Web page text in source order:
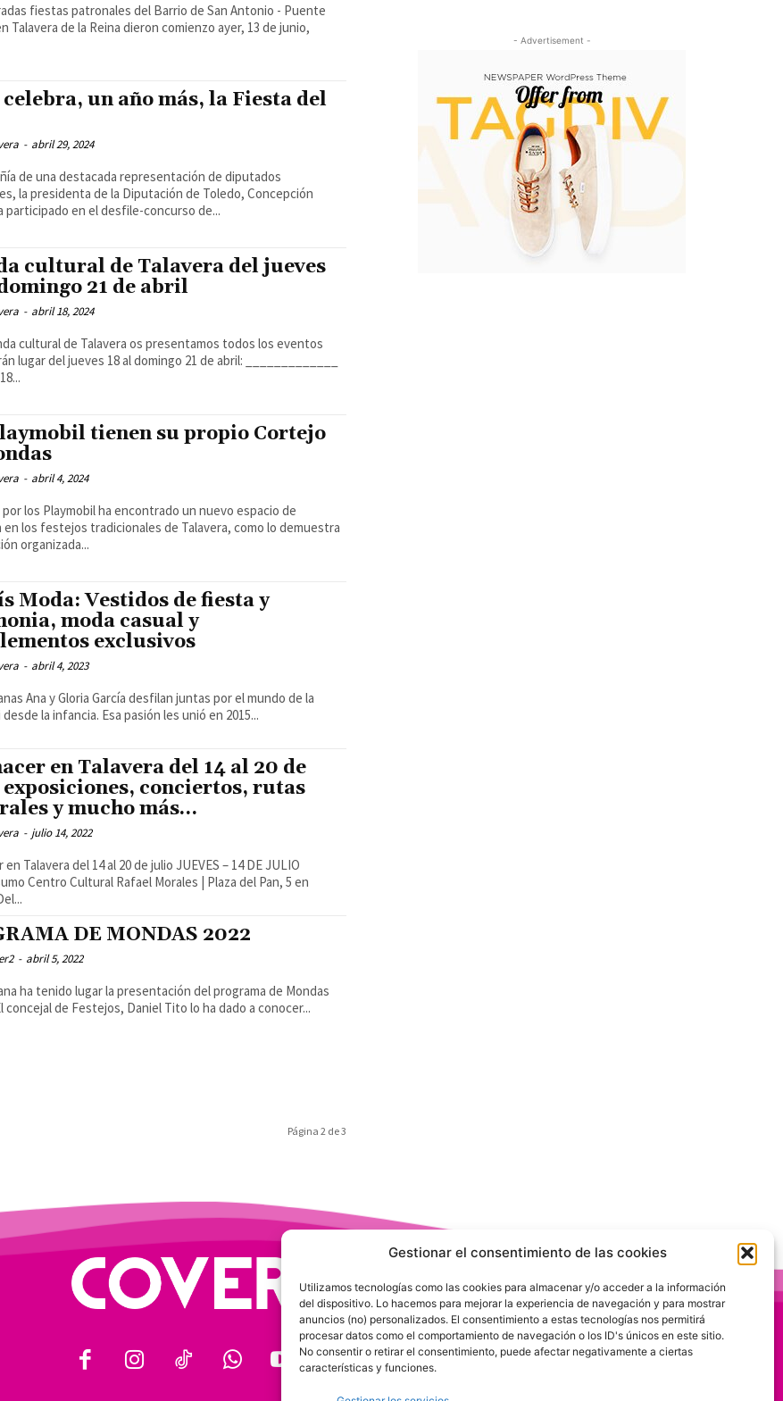
Gestionar el consentimiento de las cookies
Utilizamos tecnologías como las cookies para almacenar y/o acceder a la información
del dispositivo. Lo hacemos para mejorar la experiencia de navegación y para mostrar
anuncios (no) personalizados. El consentimiento a estas tecnologías nos permitirá
procesar datos como el comportamiento de navegación o los ID's únicos en este sitio.
No consentir o retirar el consentimiento, puede afectar negativamente a ciertas
características y funciones.
fiestas patronales del Barrio de San Antonio - Puente
Talavera de la Reina dieron comienzo ayer, 13 de junio,
un año más, la Fiesta del
- abril 29, 2024
de una destacada representación de diputados
la presidenta de la Diputación de Toledo, Concepción
participado en el desfile-concurso de...
cultural de Talavera del jueves
21 de abril
- abril 18, 2024
cultural de Talavera os presentamos todos los eventos
del jueves 18 al domingo 21 de abril: _____________
tienen su propio Cortejo
- abril 4, 2024
los Playmobil ha encontrado un nuevo espacio de
en los festejos tradicionales de Talavera, como lo demuestra
organizada...
Moda: Vestidos de fiesta y
moda casual y
exclusivos
- abril 4, 2023
Ana y Gloria García desfilan juntas por el mundo de la
desde la infancia. Esa pasión les unió en 2015...
en Talavera del 14 al 20 de
conciertos, rutas
y mucho más…
- julio 14, 2022
del 14 al 20 de julio JUEVES – 14 DE JULIO
| Plaza del Pan, 5 en
DE MONDAS 2022
- abril 5, 2022
ha tenido lugar la presentación del programa de Mondas
concejal de Festejos, Daniel Tito lo ha dado a conocer...
Página 2 de 3
- Advertisement -